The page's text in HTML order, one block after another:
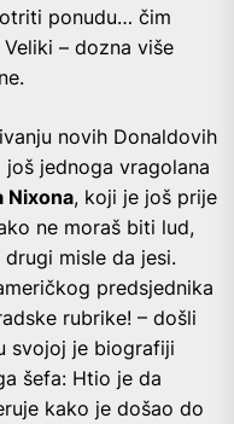
ponudu… čim
– dozna više
novih Donaldovih
jednoga vragolana
Nixona, koji je još prije
ne moraš biti lud,
misle da jesi.
predsjednika
rubrike! – došli
svojoj je biografiji
šefa: Htio je da
kako je došao do